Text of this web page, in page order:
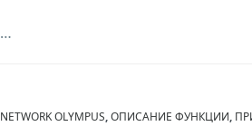
…
NETWORK OLYMPUS,ОПИСАНИЕ ФУНКЦИИ,